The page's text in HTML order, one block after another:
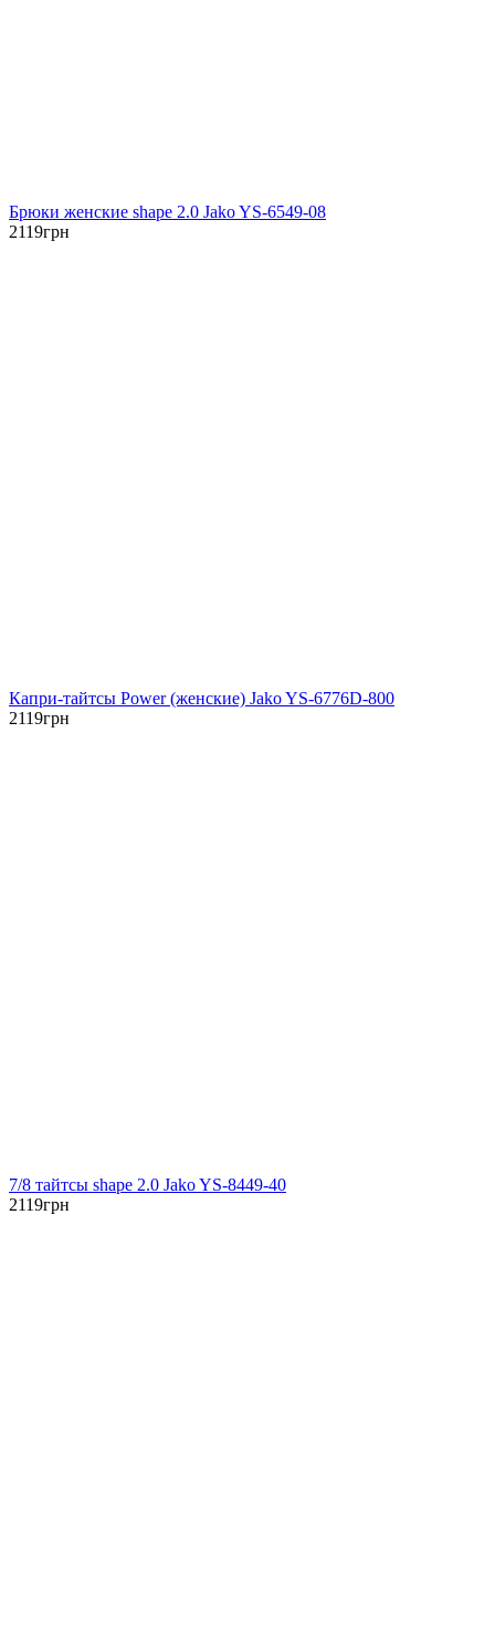
Брюки женские shape 2.0 Jako YS-6549-08
2119грн
Капри-тайтсы Power (женские) Jako YS-6776D-800
2119грн
7/8 тайтсы shape 2.0 Jako YS-8449-40
2119грн